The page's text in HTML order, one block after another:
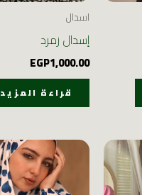
اسدال
إسدال زمرد
EGP1,000.00
قراءة المزيد